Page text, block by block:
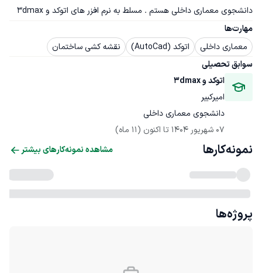
دانشجوی معماری داخلی هستم . مسلط به نرم افزر های اتوکد و 3dmax
مهارت‌ها
معماری داخلی
اتوکد (AutoCad)
نقشه کشی ساختمان
سوابق تحصیلی
اتوکد و 3dmax
امیرکبیر
دانشجوی معماری داخلی
07 شهریور 1404
تا اکنون (11 ماه)
نمونه‌کارها مشاهده نمونه‌کارهای بیشتر
پروژه‌ها